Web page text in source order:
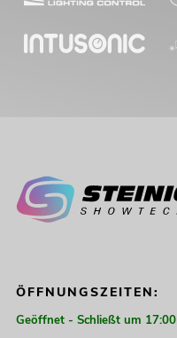
ÖFFNUNGSZEITEN:
Geöffnet - Schließt um 17:00